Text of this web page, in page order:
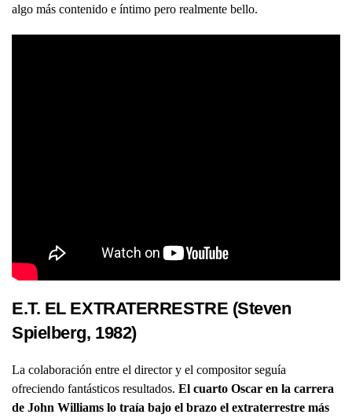
algo más contenido e íntimo pero realmente bello.
E.T. EL EXTRATERRESTRE (Steven
Spielberg, 1982)
La colaboración entre el director y el compositor seguía
ofreciendo fantásticos resultados. El cuarto Oscar en la carrera
de John Williams lo traía bajo el brazo el extraterrestre más